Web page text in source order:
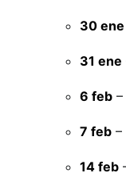
30 ene
31 ene
6 feb
7 feb –
14 feb